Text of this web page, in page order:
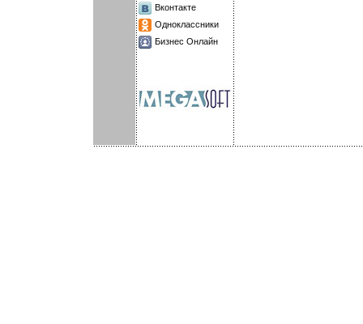
Вконтакте
Одноклассники
Бизнес Онлайн